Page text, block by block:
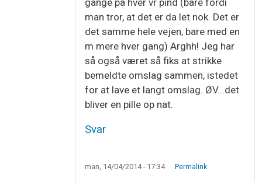
man tror, at det er da let nok. Det er
det samme hele vejen, bare med en
m mere hver gang) Arghh! Jeg har
så også været så fiks at strikke
bemeldte omslag sammen, istedet
for at lave et langt omslag. ØV...det
bliver en pille op nat.
Svar
man, 14/04/2014 - 17:34 Permalink